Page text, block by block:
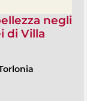
negli
di Villa